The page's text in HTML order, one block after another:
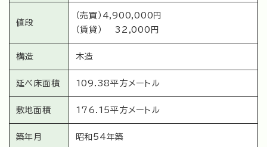
値段
（売買）4,900,000円
（賃貸） 32,000円
構造 木造
延べ床面積 109.38平方メートル
敷地面積 176.15平方メートル
築年月 昭和54年築